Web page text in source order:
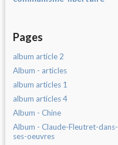
Pages
album article 2
Album - articles
album articles 1
album articles 4
Album - Chine
Album - Claude-Fleutret-dans-
ses-oeuvres